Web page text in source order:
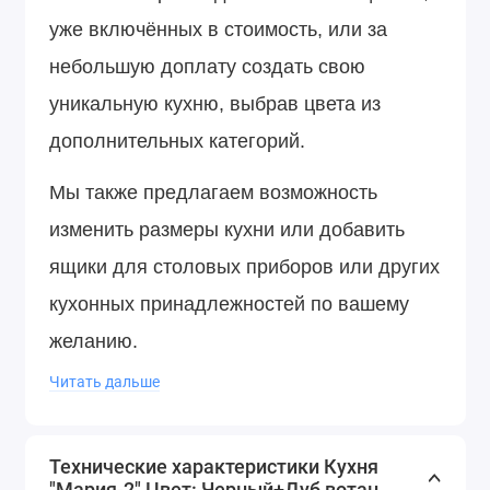
уже включённых в стоимость, или за
небольшую доплату создать свою
уникальную кухню, выбрав цвета из
дополнительных категорий.
Мы также предлагаем возможность
изменить размеры кухни или добавить
ящики для столовых приборов или других
кухонных принадлежностей по вашему
желанию.
Установка и крепление к стене должны
самостоятельно.
Читать дальше
Технические характеристики Кухня